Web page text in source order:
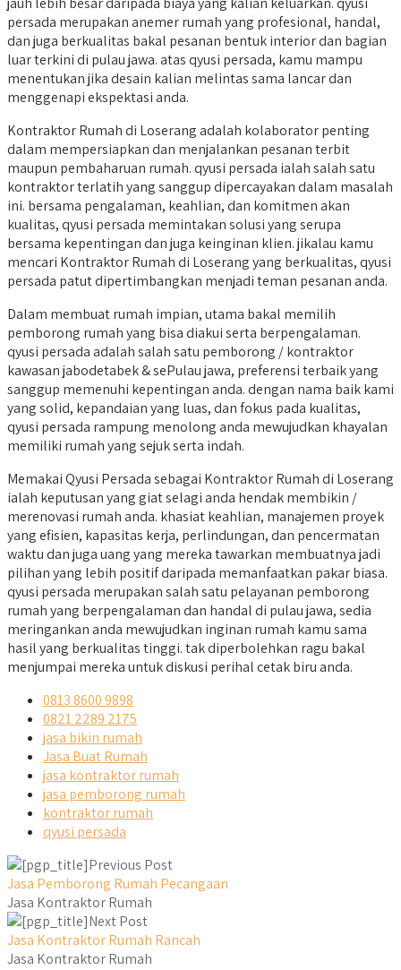
persada merupakan anemer rumah yang profesional, handal,
dan juga berkualitas bakal pesanan bentuk interior dan bagian
luar terkini di pulau jawa. atas qyusi persada, kamu mampu
menentukan jika desain kalian melintas sama lancar dan
menggenapi ekspektasi anda.
Kontraktor Rumah di Loserang adalah kolaborator penting
dalam mempersiapkan dan menjalankan pesanan terbit
maupun pembaharuan rumah. qyusi persada ialah salah satu
kontraktor terlatih yang sanggup dipercayakan dalam masalah
ini. bersama pengalaman, keahlian, dan komitmen akan
kualitas, qyusi persada memintakan solusi yang serupa
bersama kepentingan dan juga keinginan klien. jikalau kamu
mencari Kontraktor Rumah di Loserang yang berkualitas, qyusi
persada patut dipertimbangkan menjadi teman pesanan anda.
Dalam membuat rumah impian, utama bakal memilih
pemborong rumah yang bisa diakui serta berpengalaman.
qyusi persada adalah salah satu pemborong / kontraktor
kawasan jabodetabek & sePulau jawa, preferensi terbaik yang
sanggup memenuhi kepentingan anda. dengan nama baik kami
yang solid, kepandaian yang luas, dan fokus pada kualitas,
qyusi persada rampung menolong anda mewujudkan khayalan
memiliki rumah yang sejuk serta indah.
Memakai Qyusi Persada sebagai Kontraktor Rumah di Loserang
ialah keputusan yang giat selagi anda hendak membikin /
merenovasi rumah anda. khasiat keahlian, manajemen proyek
yang efisien, kapasitas kerja, perlindungan, dan pencermatan
waktu dan juga uang yang mereka tawarkan membuatnya jadi
pilihan yang lebih positif daripada memanfaatkan pakar biasa.
qyusi persada merupakan salah satu pelayanan pemborong
rumah yang berpengalaman dan handal di pulau jawa, sedia
meringankan anda mewujudkan inginan rumah kamu sama
hasil yang berkualitas tinggi. tak diperbolehkan ragu bakal
menjumpai mereka untuk diskusi perihal cetak biru anda.
0813 8600 9898
0821 2289 2175
jasa bikin rumah
Jasa Buat Rumah
jasa kontraktor rumah
jasa pemborong rumah
kontraktor rumah
qyusi persada
Previous Post
Jasa Pemborong Rumah Pecangaan
Jasa Kontraktor Rumah
Next Post
Jasa Kontraktor Rumah Rancah
Jasa Kontraktor Rumah